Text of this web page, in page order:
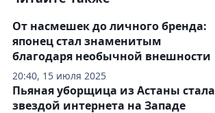
20:40, 15 июля 2025
От насмешек до личного бренда:
японец стал знаменитым
благодаря необычной внешности
Пьяная уборщица из Астаны стала
звездой интернета на Западе